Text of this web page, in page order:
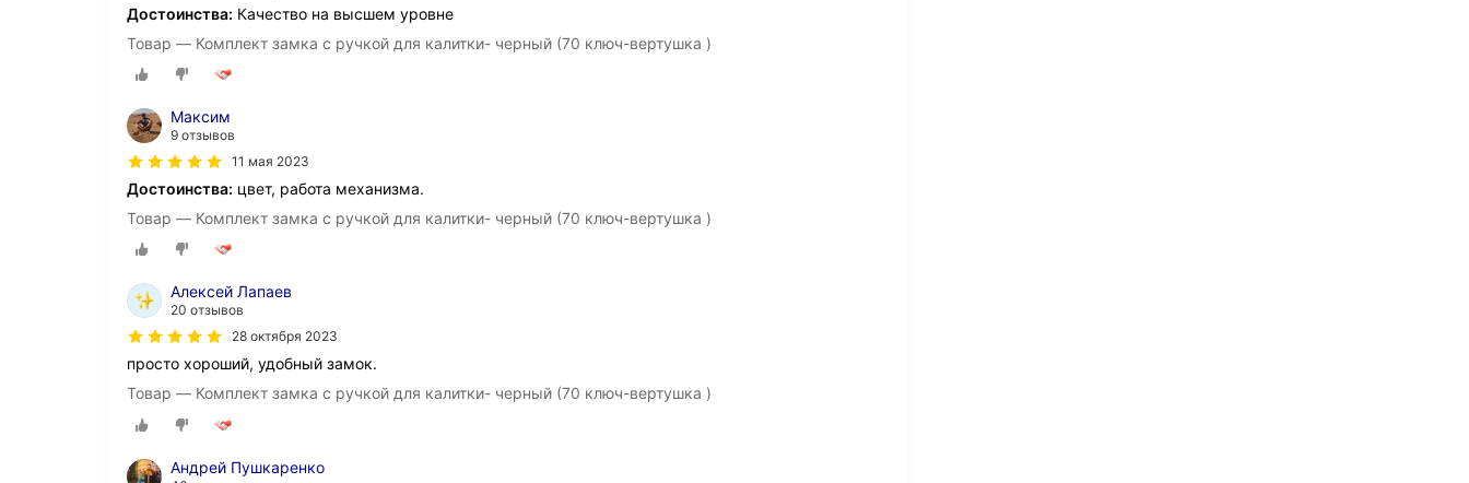
Достоинства: Качество на высшем уровне
Товар — Комплект замка с ручкой для калитки- черный (70 ключ-вертушка )
Максим
9 отзывов
11 мая 2023
Достоинства: цвет, работа механизма.
Товар — Комплект замка с ручкой для калитки- черный (70 ключ-вертушка )
Алексей Лапаев
20 отзывов
28 октября 2023
просто хороший, удобный замок.
Товар — Комплект замка с ручкой для калитки- черный (70 ключ-вертушка )
Андрей Пушкаренко